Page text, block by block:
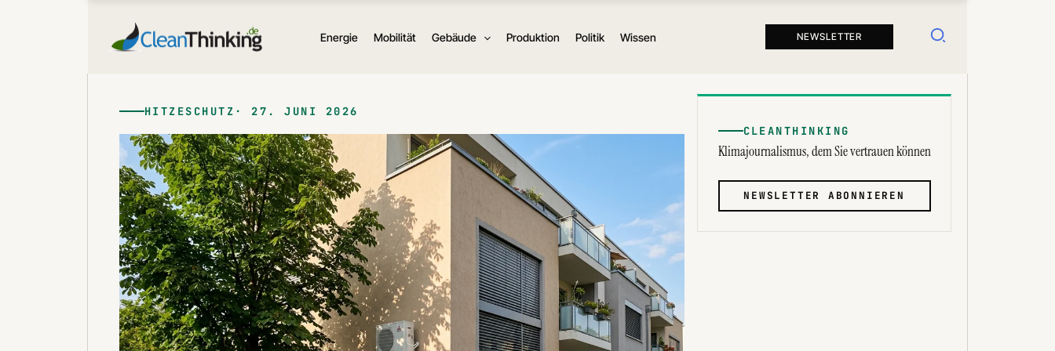
Energie Mobilität Gebäude Produktion Politik Wissen NEWSLETTER Suchen
HITZESCHUTZ
27. JUNI 2026
CLEANTHINKING
Klimajournalismus, dem Sie vertrauen können
NEWSLETTER ABONNIEREN